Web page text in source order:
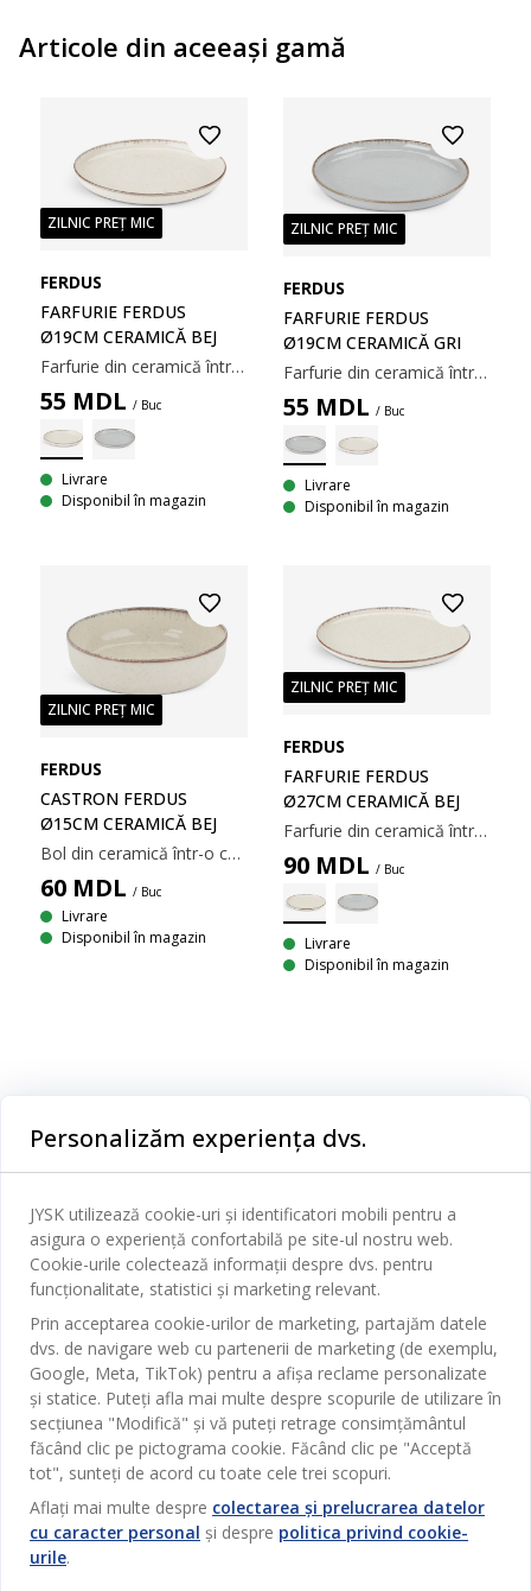
Articole din aceeaşi gamă
ZILNIC PREȚ MIC
FERDUS
FARFURIE FERDUS
Ø19CM CERAMICĂ BEJ
Farfurie din ceramică într-o culoare bej subtilă. Designul său minimalist se potrivește cu diverse aranjamente de masă, de la mese de zi cu zi până la ocazii speciale. Se poate spăla la mașina de spălat vase. Ø19 cm
55 MDL / Buc
Livrare
Disponibil în magazin
ZILNIC PREȚ MIC
FERDUS
FARFURIE FERDUS
Ø19CM CERAMICĂ GRI
Farfurie din ceramică într-o culoare subtilă de gri. Designul său minimalist se potrivește cu diverse aranjamente de masă, de la mese de zi cu zi până la ocazii speciale. Se poate spăla la mașina de spălat vase. Ø19 cm
55 MDL / Buc
Livrare
Disponibil în magazin
ZILNIC PREȚ MIC
FERDUS
CASTRON FERDUS
Ø15CM CERAMICĂ BEJ
Bol din ceramică într-o culoare subtilă de bej. Designul său minimalist se potrivește cu diverse aranjamente de masă, de la mese de zi cu zi până la ocazii speciale. Se poate spăla la mașina de spălat vase. Ø15x4 cm
60 MDL / Buc
Livrare
Disponibil în magazin
ZILNIC PREȚ MIC
FERDUS
FARFURIE FERDUS
Ø27CM CERAMICĂ BEJ
Farfurie din ceramică într-o culoare bej subtilă. Designul său minimalist se potrivește cu diverse aranjamente de masă, de la mese de zi cu zi până la ocazii speciale. Se poate spăla la mașina de spălat vase. Ø27 cm
90 MDL / Buc
Livrare
Disponibil în magazin
Birou
Sufragerie
Bucătărie
Depozitare
Perdele
Grădină
Pentru casă
Outlet
Contact Relații Clienți
Magazine și program
Broșură
Termeni si conditii vânzări online
Garantia prețului
Garanția Produselor
Politica de confidentialitate
Card cadou
JYSK
Despre JYSK
JYSK.com
Presă
Locuri de muncă
Newsletter
Inspirație
SEDIU CENTRAL
TAROL-DD S.R.L. str. Jubiliara, 41A mun. Chișinău, Republica
Moldova
JYSK BUSINESS TO BUSINESS
Vânzări și relații clienți persoane juridice
Telefon: 060 531 531
E-mail: jysk@jysk.md
JYSK RELAȚII CLIENȚI
Contact Relații Clienți
Telefon: 022 022 030
E-mail: support@jysk.md
Urmărește Jysk
Personalizăm experiența dvs.
JYSK utilizează cookie-uri și identificatori mobili pentru a
asigura o experiență confortabilă pe site-ul nostru web.
Cookie-urile colectează informații despre dvs. pentru
funcționalitate, statistici și marketing relevant.
Prin acceptarea cookie-urilor de marketing, partajăm datele
dvs. de navigare web cu partenerii de marketing (de exemplu,
Google, Meta, TikTok) pentru a afișa reclame personalizate
și statice. Puteți afla mai multe despre scopurile de utilizare în
secțiunea "Modifică" și vă puteți retrage consimțământul
făcând clic pe pictograma cookie. Făcând clic pe "Acceptă
tot", sunteți de acord cu toate cele trei scopuri.
Aflați mai multe despre colectarea și prelucrarea datelor
cu caracter personal și despre politica privind cookie-
urile.